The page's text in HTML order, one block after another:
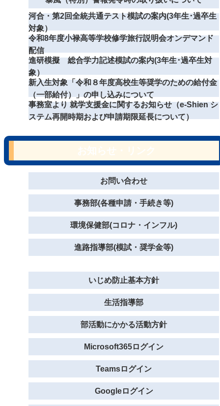
河合・第2回全統共通テスト模試の案内(3年生･過卒生
対象）
令和8年度小禄高等学校修学旅行説明会オンデマンド
配信
進研模擬 総合学力記述模試の案内(3年生･過卒生対
象）
新入生対象「令和８年度高校生等奨学のための給付金
（一部給付）」の申し込みについて
事務室より 就学支援金に関するお知らせ（e-Shien シ
ステム再開時期および申請期限延長について）
お問い合わせ
事務部(各種申請・手続き等)
環境保健部(コロナ・インフル)
進路指導部(模試・奨学金等)
いじめ防止基本方針
生活指導部
部活動にかかる活動方針
Microsoft365ログイン
Teamsログイン
Googleログイン